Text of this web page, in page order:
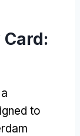
to